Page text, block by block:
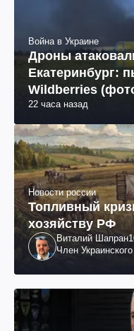
Война в Украине
Дроны
Екатеринбург:
Wildberries
22 часа назад
Новости россии
Топливный
хозяйству РФ
Виталий Шапран
Член